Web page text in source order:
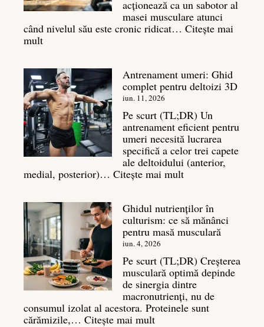
acționează ca un sabotor al
masei musculare atunci
când nivelul său este cronic ridicat… Citește mai
mult:
culturism:
Inamicul
tăcut
al
masei
musculare
Antrenament umeri: Ghid
complet pentru deltoizi 3D
iun. 11, 2026
Pe scurt (TL;DR) Un
antrenament eficient pentru
umeri necesită lucrarea
specifică a celor trei capete
ale deltoidului (anterior,
medial, posterior)… Citește mai mult:
Ghid
complet
pentru
3D
Ghidul nutrienților în
culturism: ce să mănânci
pentru masă musculară
iun. 4, 2026
Pe scurt (TL;DR) Creșterea
musculară optimă depinde
de sinergia dintre
macronutrienți, nu de
consumul izolat al acestora. Proteinele sunt
cărămizile,… Citește mai mult: